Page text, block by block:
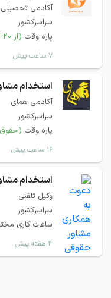
آکادمی تحصیلی
سراسرکشور
پاره وقت (از ۲۰ الی ۲۵ میلیون)
۷ ساعت پیش
استخدام
آکادمی همای
سراسرکشور
پاره وقت
۱۶ ساعت پیش
استخدام
وکیل تلفنی
سراسرکشور
ساعات کاری
۴ هفته پیش